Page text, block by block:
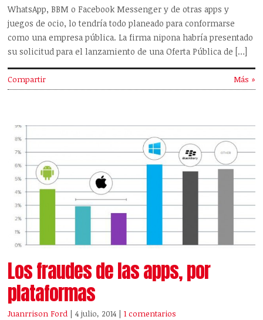
WhatsApp, BBM o Facebook Messenger y de otras apps y
juegos de ocio, lo tendría todo planeado para conformarse
como una empresa pública. La firma nipona habría presentado
su solicitud para el lanzamiento de una Oferta Pública de […]
Compartir Más »
Los fraudes de las apps, por
plataformas
Juanrrison Ford | 4 julio, 2014 |1 comentarios